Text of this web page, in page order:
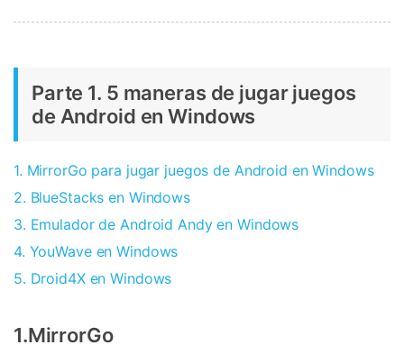
Parte 1. 5 maneras de jugar juegos
de Android en Windows
1. MirrorGo para jugar juegos de Android en Windows
2. BlueStacks en Windows
3. Emulador de Android Andy en Windows
4. YouWave en Windows
5. Droid4X en Windows
1.MirrorGo